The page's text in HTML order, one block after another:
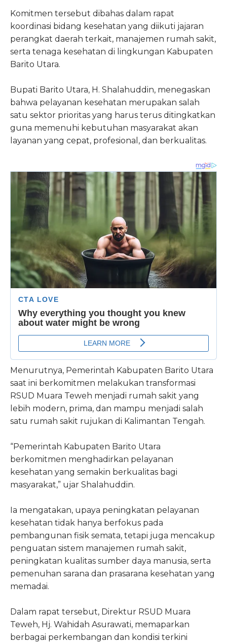
Komitmen tersebut dibahas dalam rapat
koordinasi bidang kesehatan yang diikuti jajaran
perangkat daerah terkait, manajemen rumah sakit,
serta tenaga kesehatan di lingkungan Kabupaten
Barito Utara.
Bupati Barito Utara, H. Shalahuddin, menegaskan
bahwa pelayanan kesehatan merupakan salah
satu sektor prioritas yang harus terus ditingkatkan
guna memenuhi kebutuhan masyarakat akan
layanan yang cepat, profesional, dan berkualitas.
Menurutnya, Pemerintah Kabupaten Barito Utara
saat ini berkomitmen melakukan transformasi
RSUD Muara Teweh menjadi rumah sakit yang
lebih modern, prima, dan mampu menjadi salah
satu rumah sakit rujukan di Kalimantan Tengah.
“Pemerintah Kabupaten Barito Utara
berkomitmen menghadirkan pelayanan
kesehatan yang semakin berkualitas bagi
masyarakat,” ujar Shalahuddin.
Ia mengatakan, upaya peningkatan pelayanan
kesehatan tidak hanya berfokus pada
pembangunan fisik semata, tetapi juga mencakup
penguatan sistem manajemen rumah sakit,
peningkatan kualitas sumber daya manusia, serta
pemenuhan sarana dan prasarana kesehatan yang
memadai.
Dalam rapat tersebut, Direktur RSUD Muara
Teweh, Hj. Wahidah Asurawati, memaparkan
berbagai perkembangan dan kondisi terkini